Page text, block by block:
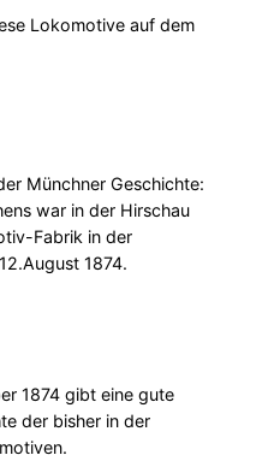
Lokomotive auf dem
Münchner Geschichte:
war in der Hirschau
Fabrik in der
1874.
1874 gibt eine gute
der bisher in der